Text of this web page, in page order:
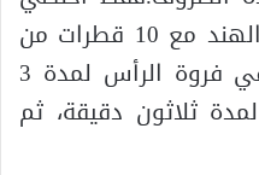
ملعقة كبيرة من زيت جوز الهند مع 10 قطرات من
الزيت العطري الروزماري في فروة الرأس لمدة 3
ثلاثون دقيقة، ثم